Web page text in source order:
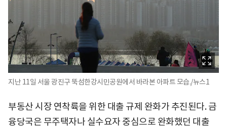
지난 11일 서울 광진구 뚝섬한강시민공원에서 바라본 아파트 모습./뉴스1
부동산 시장 연착륙을 위한 대출 규제 완화가 추진된다. 금
융당국은 무주택자나 실수요자 중심으로 완화했던 대출